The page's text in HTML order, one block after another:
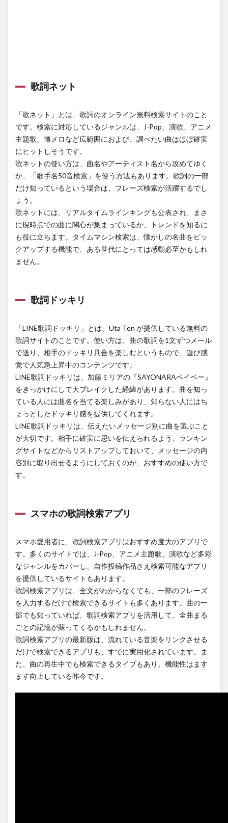
歌詞ネット
「歌ネット」とは、歌詞のオンライン無料検索サイトのこと
です。検索に対応しているジャンルは、J-Pop、演歌、アニメ
主題歌、懐メロなど広範囲におよび、調べたい曲はほぼ確実
にヒットしそうです。
歌ネットの使い方は、曲名やアーティスト名から攻めてゆく
か、「歌手名50音検索」を使う方法もあります。歌詞の一部
だけ知っているという場合は、フレーズ検索が活躍するでし
ょう。
歌ネットには、リアルタイムラインキングも公表され、まさ
に現時点での曲に関心が集まっているか、トレンドを知るに
も役に立ちます。タイムマシン検索は、懐かしの名曲をピッ
クアップする機能で、ある世代にとっては感動必至かもしれ
ません。
歌詞ドッキリ
「LINE歌詞ドッキリ」とは、Uta Ten が提供している無料の
歌詞サイトのことです。使い方は、曲の歌詞を1文ずつメール
で送り、相手のドッキリ具合を楽しむというもので、遊び感
覚で人気急上昇中のコンテンツです。
LINE歌詞ドッキリは、加藤ミリアの『SAYONARAベイベー』
をきっかけにして大ブレイクした経緯があります。曲を知っ
ている人には曲名を当てる楽しみがあり、知らない人にはち
ょっとしたドッキリ感を提供してくれます。
LINE歌詞ドッキリは、伝えたいメッセージ別に曲を選ぶこと
が大切です。相手に確実に思いを伝えられるよう、ランキン
グサイトなどからリストアップしておいて、メッセージの内
容別に取り出せるようにしておくのが、おすすめの使い方で
す。
スマホの歌詞検索アプリ
スマホ愛用者に、歌詞検索アプリはおすすめ度大のアプリで
す。多くのサイトでは、J-Pop、アニメ主題歌、演歌など多彩
なジャンルをカバーし、自作投稿作品さえ検索可能なアプリ
を提供しているサイトもあります。
歌詞検索アプリは、全文がわからなくても、一部のフレーズ
を入力するだけで検索できるサイトも多くあります。曲の一
部でも知っていれば、歌詞検索アプリを活用して、全曲まる
ごとの記憶が蘇ってくるかもしれません。
歌詞検索アプリの最新版は、流れている音楽をリンクさせる
だけで検索できるアプリも、すでに実用化されています。ま
た、曲の再生中でも検索できるタイプもあり、機能性はます
ます向上している昨今です。